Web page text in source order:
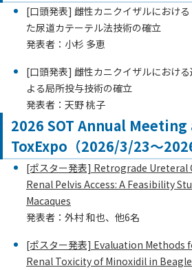
[口頭発表] 雌性カニクイザルにおけ
た尿道カテーテル法技術の確立
発表者：小杉 多恵
[口頭発表] 雌性カニクイザルにおけ
よる局所投与技術の確立
発表者：天野 桃子
2026 SOT Annual Meeting
ToxExpo（2026/3/23～
[ポスター発表] Retrograde
Renal Pelvis Access: A Feasibility
Macaques
発表者：外村 和也、他6名
[ポスター発表] Evaluation Methods
Renal Toxicity of Minoxidil in